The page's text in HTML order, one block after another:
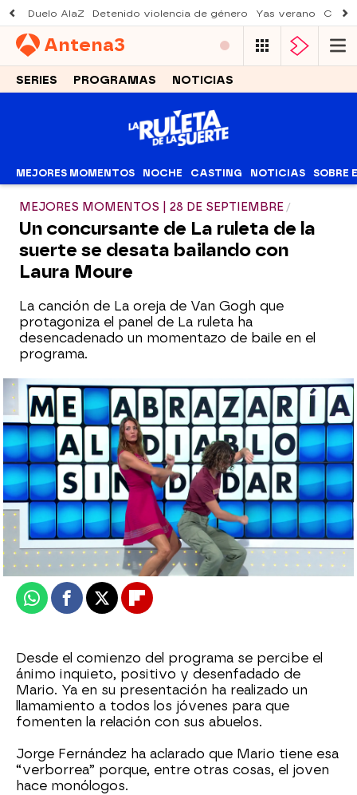
Duelo AlaZ Detenido violencia de género Yas verano
Antena3
SERIES PROGRAMAS NOTICIAS
MEJORES MOMENTOS NOCHE CASTING NOTICIAS SOBRE
MEJORES MOMENTOS | 28 DE SEPTIEMBRE
Un concursante de La ruleta de la
suerte se desata bailando con
Laura Moure
La canción de La oreja de Van Gogh que
protagoniza el panel de La ruleta ha
desencadenado un momentazo de baile en el
programa.
El grandioso espectáculo de beatbox de
Mario en La ruleta de la suerte: "Brutal"
Cristina García Chacón
28 de septiembre de 2023, 14:48
WhatsappFacebook
X Flipboard
Desde el comienzo del programa se percibe el
ánimo inquieto, positivo y desenfadado de
Mario. Ya en su presentación ha realizado un
llamamiento a todos los jóvenes para que
fomenten la relación con sus abuelos.
Jorge Fernández ha aclarado que Mario tiene esa
“verborrea” porque, entre otras cosas, el joven
hace monólogos.